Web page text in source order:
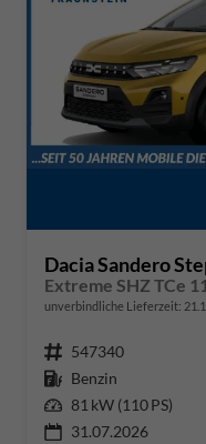
Dacia Sandero
Extreme SHZ TCe
unverbindliche Lieferzeit:
Fahrzeugnr. 547340
Kraftstoff Benzin
Leistung 81 kW (110 PS)
31.07.2026